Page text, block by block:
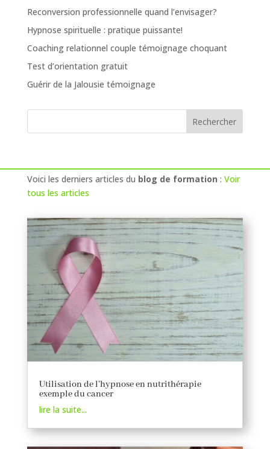
Reconversion professionnelle quand l’envisager?
Hypnose spirituelle : pratique puissante!
Coaching relationnel couple témoignage choquant
Test d’orientation gratuit
Guérir de la Jalousie témoignage
Voici les derniers articles du blog de formation : Voir
tous les articles
Utilisation de l’hypnose en nutrithérapie
exemple du cancer
lire la suite...